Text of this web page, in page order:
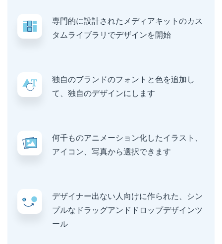
専門的に設計されたメディアキットのカス
タムライブラリでデザインを開始
独自のブランドのフォントと色を追加し
て、独自のデザインにします
何千ものアニメーション化したイラスト、
アイコン、写真から選択できます
デザイナー出ない人向けに作られた、シン
プルなドラッグアンドドロップデザインツ
ール